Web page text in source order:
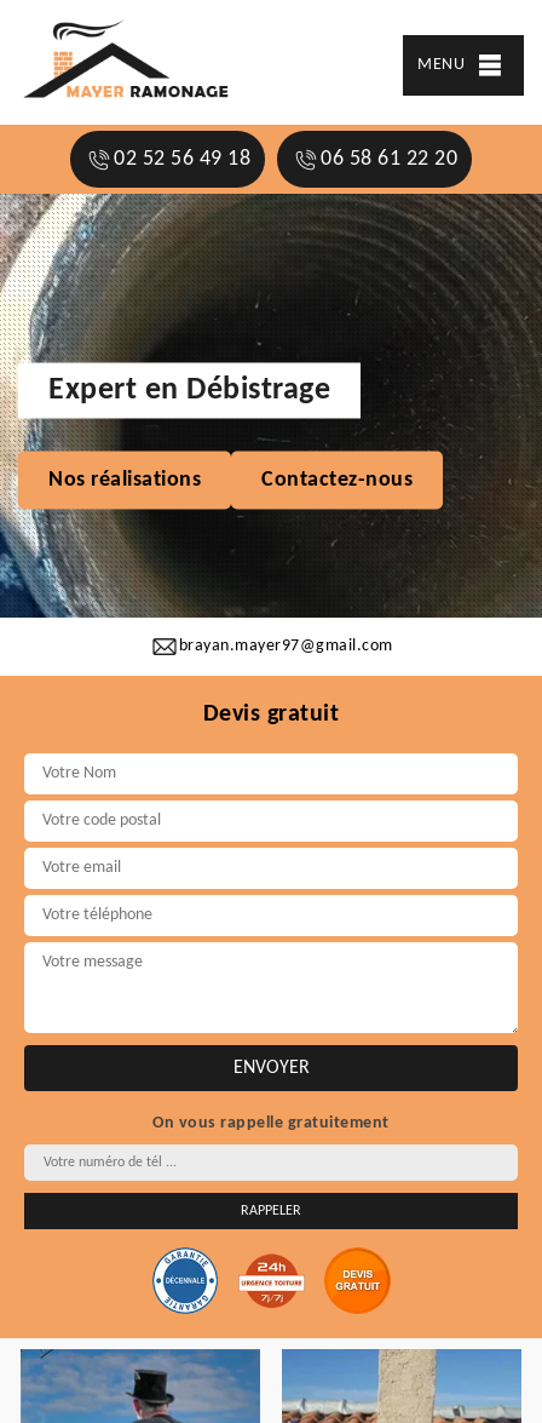
MENU
02 52 56 49 18 06 58 61 22 20
brayan.mayer97@gmail.com
Expert en Débistrage
Nos réalisations Contactez-nous
Devis gratuit
On vous rappelle gratuitement